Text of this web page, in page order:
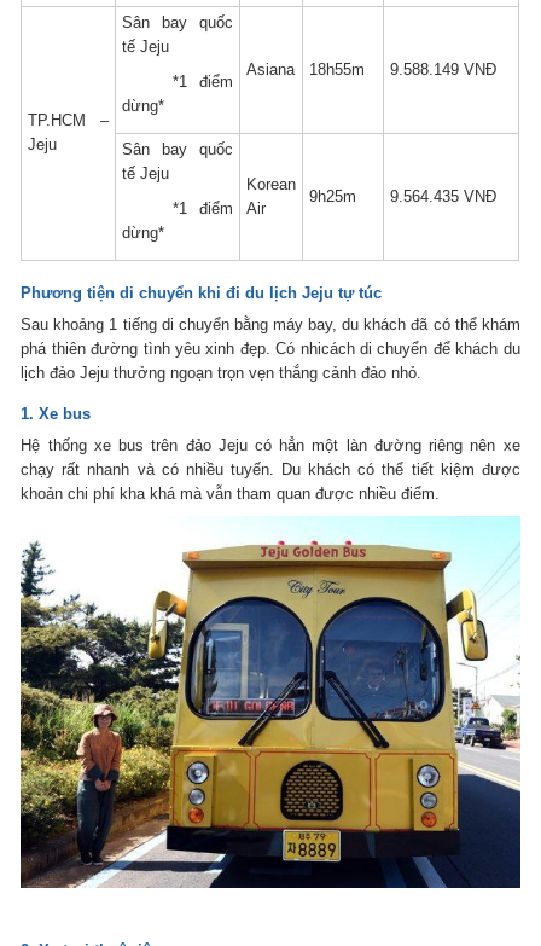
TP.HCM –
Jeju
Sân bay quốc
tế Jeju
*1 điểm
dừng*
Asiana 18h55m 9.588.149 VNĐ
Sân bay quốc
tế Jeju
*1 điểm
dừng*
Korean
Air
9h25m 9.564.435 VNĐ
Phương tiện di chuyển khi đi du lịch Jeju tự túc
Sau khoảng 1 tiếng di chuyển bằng máy bay, du khách đã có thể khám
phá thiên đường tình yêu xinh đẹp. Có nhicách di chuyển để khách du
lịch đảo Jeju thưởng ngoạn trọn vẹn thắng cảnh đảo nhỏ.
1. Xe bus
Hệ thống xe bus trên đảo Jeju có hẳn một làn đường riêng nên xe
chạy rất nhanh và có nhiều tuyến. Du khách có thể tiết kiệm được
khoản chi phí kha khá mà vẫn tham quan được nhiều điểm.